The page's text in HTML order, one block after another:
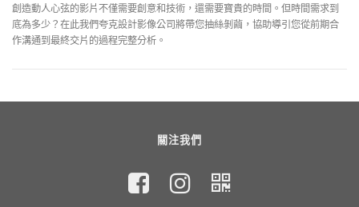
創造動人心弦的影片不僅需要創意和技術，還需要寶貴的時間。但時間需求到
底為多少？在此我們夸克設計影像公司將帶您抽絲剝繭，協助導引您從前期合
作溝通到最終交片的過程完整分析。
關注我們